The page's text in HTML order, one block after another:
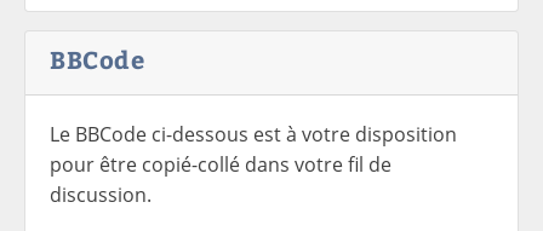
BBCode
Le BBCode ci-dessous est à votre disposition
pour être copié-collé dans votre fil de
discussion.